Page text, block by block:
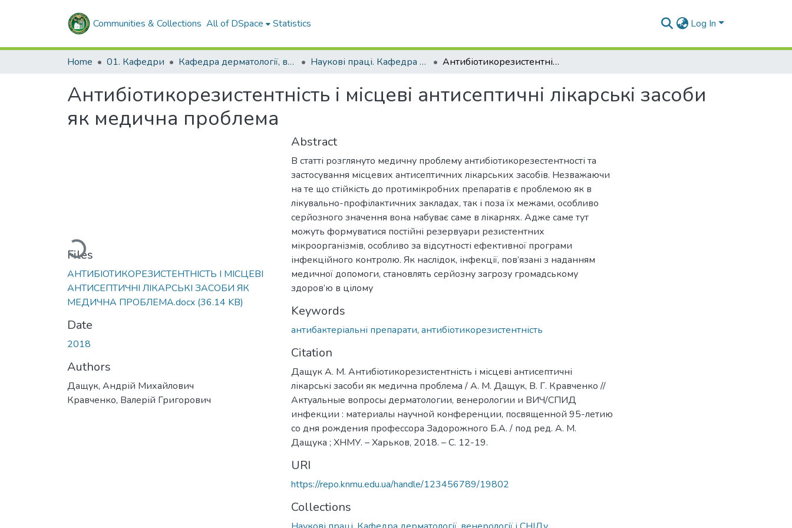
Communities & Collections All of DSpace Statistics Log In
Home 01. Кафедри Кафедра дерматології, венерології і СНІДу Наукові праці. Кафедра дерматології, венерології і СНІДу Антибіотикорезистентність і місцеві антисептичні лікарські засоби як медична проблема
Антибіотикорезистентність і місцеві антисептичні лікарські засоби
як медична проблема
Loading...
Files
АНТИБІОТИКОРЕЗИСТЕНТНІСТЬ І МІСЦЕВІ
АНТИСЕПТИЧНІ ЛІКАРСЬКІ ЗАСОБИ ЯК
МЕДИЧНА ПРОБЛЕМА.docx (36.14 KB)
Date
2018
Authors
Дащук, Андрій Михайлович
Кравченко, Валерій Григорович
Abstract
В статті розглянуто медичну проблему антибіотикорезестентності та
застосування місцевих антисептичних лікарських засобів. Незважаючи
на те що стійкість до протимікробних препаратів є проблемою як в
лікувально-профілактичних закладах, так і поза їх межами, особливо
серйозного значення вона набуває саме в лікарнях. Адже саме тут
можуть формуватися постійні резервуари резистентних
мікроорганізмів, особливо за відсутності ефективної програми
інфекційного контролю. Як наслідок, інфекції, пов’язані з наданням
медичної допомоги, становлять серйозну загрозу громадському
здоров’ю в цілому
Keywords
антибактеріальні препарати, антибіотикорезистентність
Citation
Дащук А. М. Антибіотикорезистентність і місцеві антисептичні
лікарські засоби як медична проблема / А. М. Дащук, В. Г. Кравченко //
Актуальные вопросы дерматологии, венерологии и ВИЧ/СПИД
инфекции : материалы научной конференции, посвященной 95-летию
со дня рождения профессора Задорожного Б.А. / под ред. А. М.
Дащука ; ХНМУ. – Харьков, 2018. – С. 12-19.
URI
https://repo.knmu.edu.ua/handle/123456789/19802
Collections